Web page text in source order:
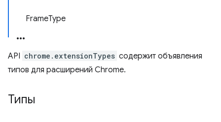
FrameType
API chrome.extensionTypes содержит объявления
типов для расширений Chrome.
Типы